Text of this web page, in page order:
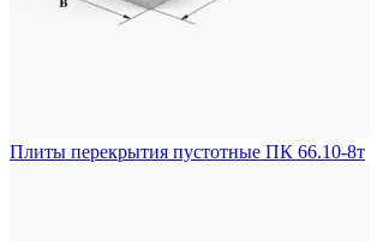
Плиты перекрытия пустотные ПК 66.10-8т